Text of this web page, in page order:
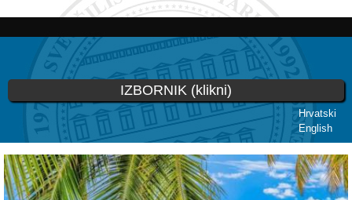
Skoči
glavni
sadržaj
Hrvatski
English
IZBORNIK (klikni)
Vi ste ovdje